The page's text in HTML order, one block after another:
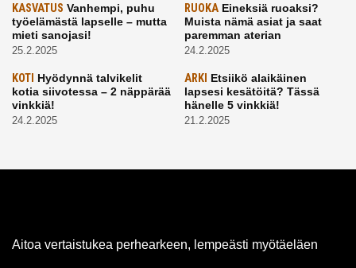
KASVATUS Vanhempi, puhu
työelämästä lapselle – mutta
mieti sanojasi!
25.2.2025
RUOKAEineksiä ruoaksi?
Muista nämä asiat ja saat
paremman aterian
24.2.2025
KOTI Hyödynnä talvikelit
kotia siivotessa – 2 näppärää
vinkkiä!
24.2.2025
ARKI Etsiikö alaikäinen
lapsesi kesätöitä? Tässä
hänelle 5 vinkkiä!
21.2.2025
Aitoa vertaistukea perhearkeen, lempeästi myötäeläen